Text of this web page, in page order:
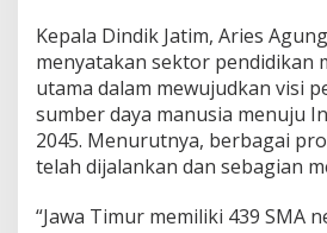
j
u
k
a
n
P
n
d
Kepala Dindik Jatim, Aries
menyatakan sektor pendidikan
utama dalam mewujudkan visi
sumber daya manusia menuju
2045. Menurutnya, berbagai
telah dijalankan dan sebagian
“Jawa Timur memiliki 439 SMA